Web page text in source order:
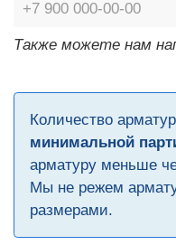
Также можете нам
Количество
минимальной
арматуру меньше
Мы не режем
размерами.